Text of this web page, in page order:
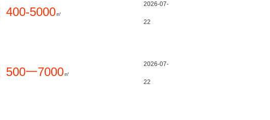
400-5000㎡
2026-07-
22
500一7000㎡
2026-07-
22